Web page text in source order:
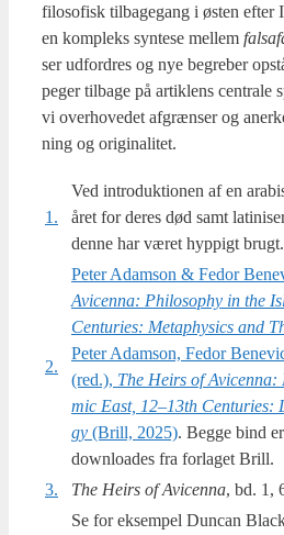
filo­so­fisk til­ba­ge­gang i østen efter
en kom­pleks syn­te­se mel­lem
ser udfor­dres og nye begre­ber
peger til­ba­ge på artik­lens cen­tra­le
vi over­ho­ve­det afgræn­ser og
ning og ori­gi­na­li­tet.
1.
Ved intro­duk­tio­nen af en
året for deres død samt
den­ne har været hyp­pigt brugt.
2.
Peter Adam­son & Fedor
Avi­cen­na: Phi­los­op­hy in the
Cen­turi­es: Metap­hy­si­cs and
Peter Adam­son, Fedor
(red.), The Heirs of
mic East, 12–13th
gy (Brill, 2025). Beg­ge bind
down­lo­a­des fra for­la­get Brill.
3.
The Heirs of Avi­cen­na, bd. 1,
Se for eksem­pel Dun­can